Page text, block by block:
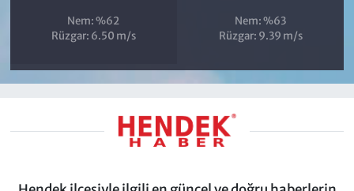
Nem: %62
Rüzgar: 6.50 m/s
Nem: %63
Rüzgar: 9.39 m/s